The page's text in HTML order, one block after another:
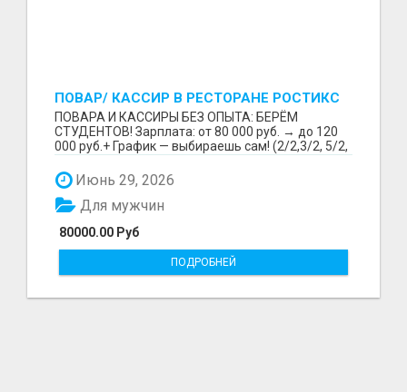
ПОВАР/ КАССИР В РЕСТОРАНЕ РОСТИКС
(КФС)
ПОВАРА И КАССИРЫ БЕЗ ОПЫТА: БЕРЁМ
СТУДЕНТОВ! Зарплата: от 80 000 руб. → до 120
000 руб.+ График — выбираешь сам! (2/2,3/2, 5/2,
Июнь 29, 2026
80000.00 Руб
Для мужчин
ПОДРОБНЕЙ